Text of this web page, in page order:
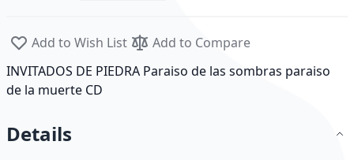
Add to Wish List
Add to Compare
INVITADOS DE PIEDRA Paraiso de las sombras paraiso
de la muerte CD
Details